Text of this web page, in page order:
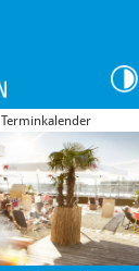
Terminkalender